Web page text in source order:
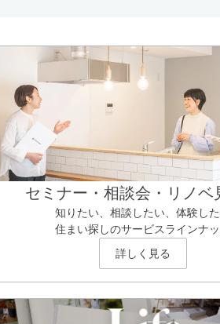
セミナー・相談会・リノベ
知りたい、相談したい、体験し
住まい探しのサービスラインナ
詳しく見る